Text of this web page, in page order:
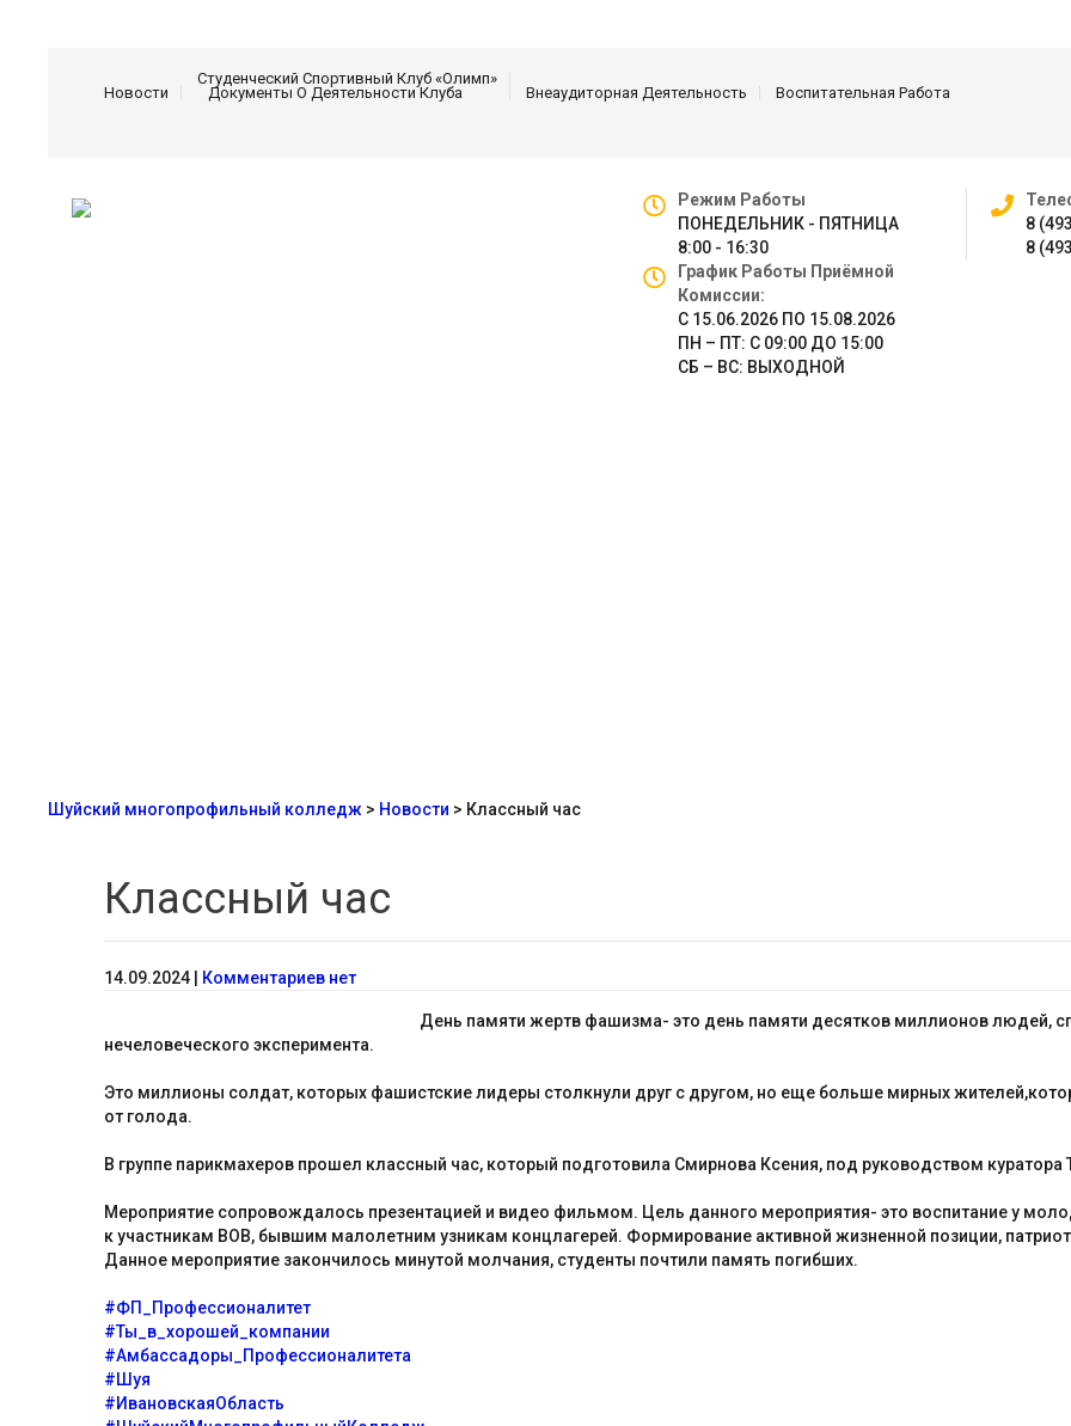
Новости
Студенческий Спортивный Клуб «Олимп»
Документы О Деятельности Клуба
Внеаудиторная Деятельность
Воспитательная Работа
Режим Работы
ПОНЕДЕЛЬНИК - ПЯТНИЦА
8:00 - 16:30
График Работы Приёмной
Комиссии:
С 15.06.2026 ПО 15.08.2026
ПН – ПТ: С 09:00 ДО 15:00
СБ – ВС: ВЫХОДНОЙ
8
8
Шуйский многопрофильный колледж > Новости > Классный час
Классный час
14.09.2024 Комментариев нет
День памяти жертв фашизма- это день памяти десятков миллионов людей,
нечеловеческого эксперимента.
Это миллионы солдат, которых фашистские лидеры столкнули друг с другом, но еще больше мирных
от голода.
В группе парикмахеров прошел классный час, который подготовила Смирнова Ксения, под руководством
Мероприятие сопровождалось презентацией и видео фильмом. Цель данного мероприятия- это воспитание у
к участникам ВОВ, бывшим малолетним узникам концлагерей. Формирование активной жизненной позиции,
Данное мероприятие закончилось минутой молчания, студенты почтили память погибших.
#ФП_Профессионалитет
#Ты_в_хорошей_компании
#Амбассадоры_Профессионалитета
#Шуя
#ИвановскаяОбласть